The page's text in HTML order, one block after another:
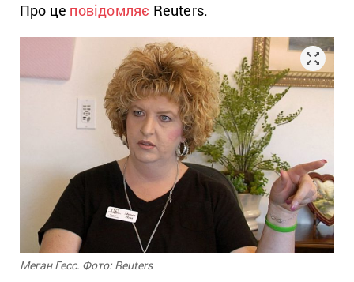
Про це повідомляє Reuters.
Меган Гесс. Фото: Reuters